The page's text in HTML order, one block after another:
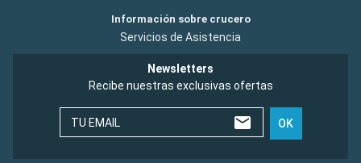
Información sobre crucero
Servicios de Asistencia
Newsletters
Recibe nuestras exclusivas ofertas
TU EMAIL OK